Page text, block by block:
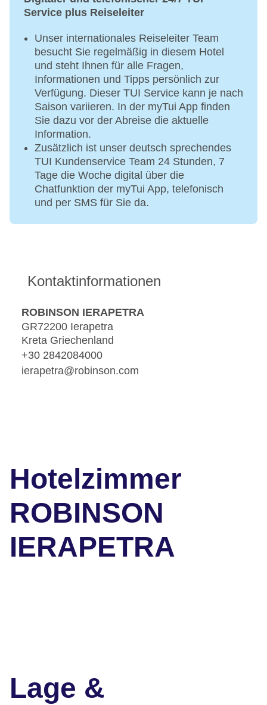
Verleih von Schläger und Bällen
Reservierung der Padel-Plätze >24 Stunden im
Voraus (separate Anfrage erforderlich)
Service plus Reiseleiter
Unser internationales Reiseleiter Team
besucht Sie regelmäßig in diesem Hotel
und steht Ihnen für alle Fragen,
Informationen und Tipps persönlich zur
Verfügung. Dieser TUI Service kann je nach
Saison variieren. In der myTui App finden
Sie dazu vor der Abreise die aktuelle
Information.
Zusätzlich ist unser deutsch sprechendes
TUI Kundenservice Team 24 Stunden, 7
Tage die Woche digital über die
Chatfunktion der myTui App, telefonisch
und per SMS für Sie da.
Kontaktinformationen
ROBINSON IERAPETRA
GR72200 Ierapetra
Kreta Griechenland
+30 2842084000
ierapetra@robinson.com
Hotelzimmer
ROBINSON
IERAPETRA
Lage &